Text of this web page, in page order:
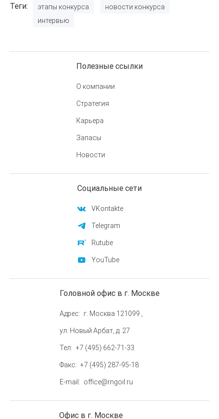
Теги этапы конкурса
новости конкурса
интервью
Полезные ссылки
О компании
Стратегия
Карьера
Запасы
Новости
Социальные сети
VKontakte
Telegram
Rutube
YouTube
Головной офис в г. Москве
Адрес
г. Москва 121099 ,
ул. Новый Арбат, д. 27
Тел
+7 (495) 662-71-33
Факс
+7 (495) 287-95-18
E-mail
office@rngoil.ru
Офис в г. Москве